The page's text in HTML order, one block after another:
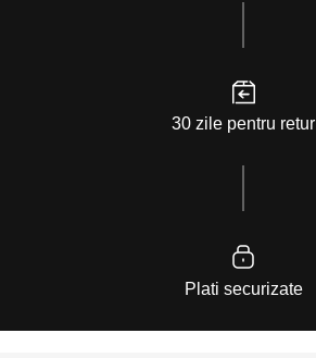
30 zile pentru retur
Plati securizate